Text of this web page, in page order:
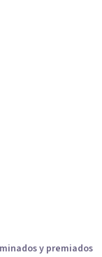
y premiados